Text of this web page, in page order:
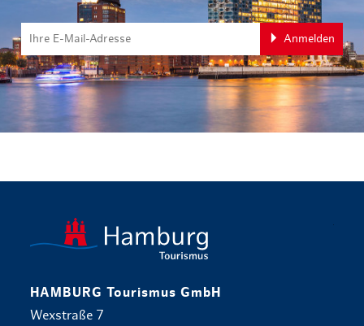
Anmelden
HAMBURG Tourismus GmbH
Wexstraße 7